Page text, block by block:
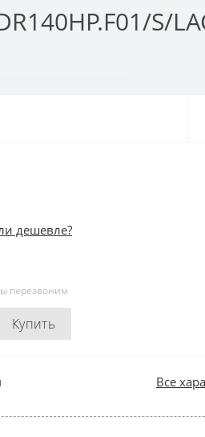
S/
дешевле?
перезвоним
Купить
Все